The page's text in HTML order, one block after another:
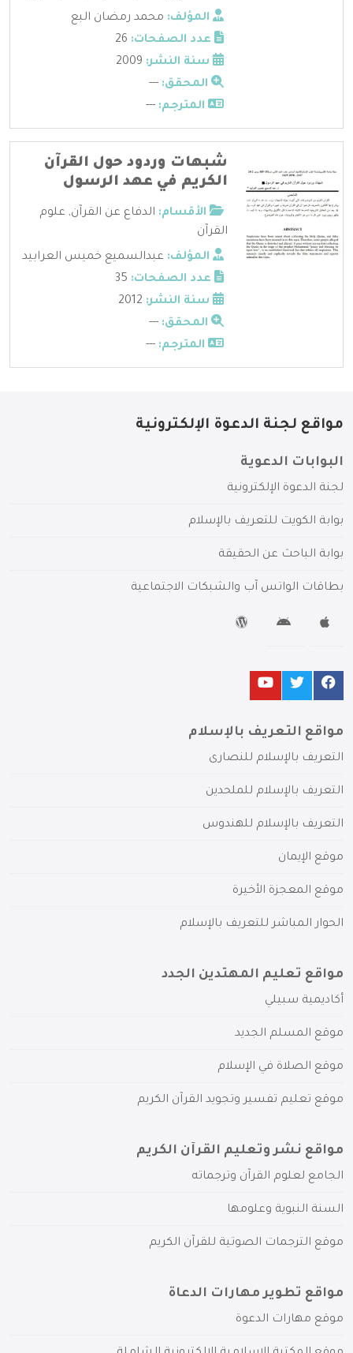
المؤلف: محمد رمضان البع
عدد الصفحات:
سنة النشر:
المحقق: ---
المترجم: ---
شبهات وردود حول القرآن
الكريم في عهد الرسول
الأقسام: الدفاع عن القرآن, علوم
القرآن
المؤلف: عبدالسميع خميس العرابيد
عدد الصفحات:
سنة النشر:
المحقق: ---
المترجم: ---
مواقع لجنة الدعوة الإلكترونية
البوابات الدعوية
لجنة الدعوة الإلكترونية
بوابة الكويت للتعريف بالإسلام
بوابة الباحث عن الحقيقة
بطاقات الواتس آب والشبكات الاجتماعية
مواقع التعريف بالإسلام
التعريف بالإسلام للنصارى
التعريف بالإسلام للملحدين
التعريف بالإسلام للهندوس
موقع الإيمان
موقع المعجزة الأخيرة
الحوار المباشر للتعريف بالإسلام
مواقع تعليم المهتدين الجدد
أكاديمية سبيلي
موقع المسلم الجديد
موقع الصلاة في الإسلام
موقع تعليم تفسير وتجويد القرآن الكريم
مواقع نشر وتعليم القرآن الكريم
الجامع لعلوم القرآن وترجماته
السنة النبوية وعلومها
موقع الترجمات الصوتية للقرآن الكريم
مواقع تطوير مهارات الدعاة
موقع مهارات الدعوة